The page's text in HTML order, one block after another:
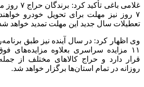
غلامی باغی
۷ روز نیز مهلت برای تحویل خودرو خواهند داشت البته
تعطیلات سال جدید این مهلت تمدید خواهد
وی اظهار کرد: در سال آینده نیز طبق
۱۱ مزایده سراسری بعلاوه مزایده‌های
قرار دارد و حراج کالاهای مختلف از
روزانه در تمام استان‌ها برگزار خواهد شد.